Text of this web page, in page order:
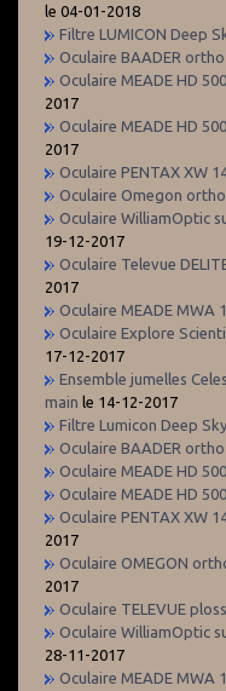
le 04-01-2018
Filtre LUMICON Deep
Oculaire BAADER
Oculaire MEADE HD
2017
Oculaire MEADE HD
2017
Oculaire PENTAX XW
Oculaire Omegon
Oculaire WilliamOptic
19-12-2017
Oculaire Televue
2017
Oculaire MEADE MWA
Oculaire Explore
17-12-2017
Ensemble jumelles
main le 14-12-2017
Filtre Lumicon Deep
Oculaire BAADER
Oculaire MEADE HD
Oculaire MEADE HD
Oculaire PENTAX XW
2017
Oculaire OMEGON
2017
Oculaire TELEVUE
Oculaire WilliamOptic
28-11-2017
Oculaire MEADE MWA